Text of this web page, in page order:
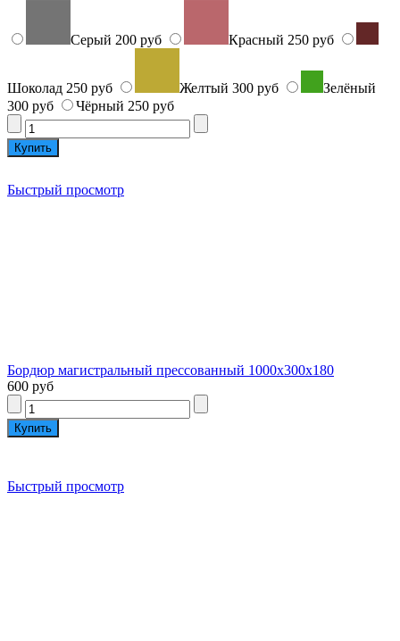
Серый 200 руб Красный 250 руб
Шоколад 250 руб Желтый 300 руб
Зелёный
300 руб
Чёрный 250 руб
Быстрый просмотр
Бордюр магистральный прессованный 1000x300x180
600 руб
Быстрый просмотр